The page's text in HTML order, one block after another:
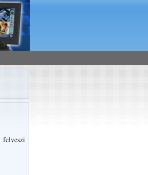
felveszi